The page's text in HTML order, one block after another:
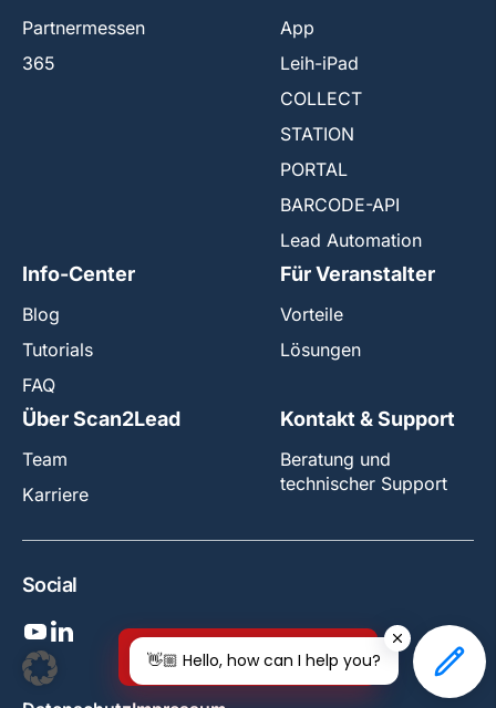
Jetzt kostenlos testen!
Partnermessen
365
App
Leih-iPad
COLLECT
STATION
PORTAL
BARCODE-API
Lead Automation
Info-Center
Blog
Tutorials
FAQ
Für Veranstalter
Vorteile
Lösungen
Über Scan2Lead
Team
Karriere
Kontakt & Support
Beratung und
technischer Support
Social
👋🏼 Hello, how can I help you?